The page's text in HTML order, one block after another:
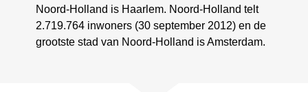
Noord-Holland is Haarlem. Noord-Holland telt
2.719.764 inwoners (30 september 2012) en de
grootste stad van Noord-Holland is Amsterdam.